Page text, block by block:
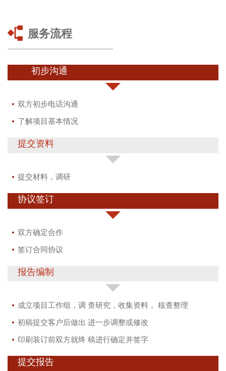
服务流程
初步沟通
双方初步电话沟通
了解项目基本情况
提交资料
提交材料，调研
协议签订
双方确定合作
签订合同协议
报告编制
成立项目工作组，调 查研究，收集资料， 核查整理
初稿提交客户后做出 进一步调整或修改
印刷装订前双方就终 稿进行确定并签字
提交报告